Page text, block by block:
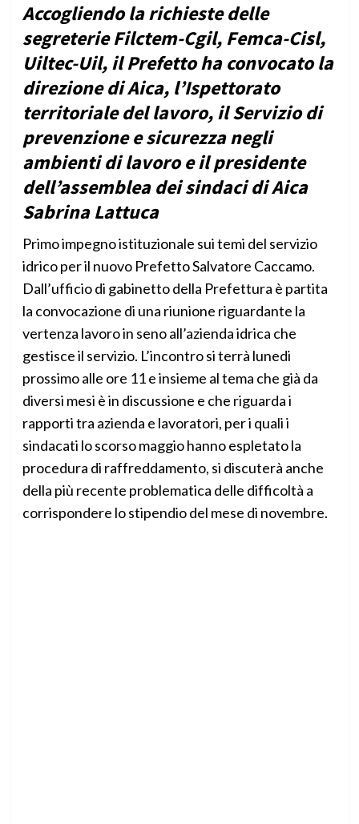
Accogliendo la richieste delle
segreterie Filctem-Cgil, Femca-Cisl,
Uiltec-Uil, il Prefetto ha convocato la
direzione di Aica, l’Ispettorato
territoriale del lavoro, il Servizio di
prevenzione e sicurezza negli
ambienti di lavoro e il presidente
dell’assemblea dei sindaci di Aica
Sabrina Lattuca
Primo impegno istituzionale sui temi del servizio
idrico per il nuovo Prefetto Salvatore Caccamo.
Dall’ufficio di gabinetto della Prefettura è partita
la convocazione di una riunione riguardante la
vertenza lavoro in seno all’azienda idrica che
gestisce il servizio. L’incontro si terrà lunedi
prossimo alle ore 11 e insieme al tema che già da
diversi mesi è in discussione e che riguarda i
rapporti tra azienda e lavoratori, per i quali i
sindacati lo scorso maggio hanno espletato la
procedura di raffreddamento, si discuterà anche
della più recente problematica delle difficoltà a
corrispondere lo stipendio del mese di novembre.